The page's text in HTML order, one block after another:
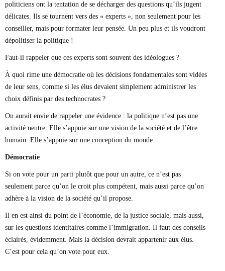
politiciens ont la tentation de se décharger des questions qu’ils jugent
délicates. Ils se tournent vers des « experts », non seulement pour les
conseiller, mais pour formater leur pensée. Un peu plus et ils voudront
dépolitiser la politique !
Faut-il rappeler que ces experts sont souvent des idéologues ?
À quoi rime une démocratie où les décisions fondamentales sont vidées
de leur sens, comme si les élus devaient simplement administrer les
choix définis par des technocrates ?
On aurait envie de rappeler une évidence : la politique n’est pas une
activité neutre. Elle s’appuie sur une vision de la société et de l’être
humain. Elle s’appuie sur une conception du monde.
Démocratie
Si on vote pour un parti plutôt que pour un autre, ce n’est pas
seulement parce qu’on le croit plus compétent, mais aussi parce qu’on
adhère à la vision de la société qu’il propose.
Il en est ainsi du point de l’économie, de la justice sociale, mais aussi,
sur les questions identitaires comme l’immigration. Il faut des conseils
éclairés, évidemment. Mais la décision devrait appartenir aux élus.
C’est pour cela qu’on vote pour eux.